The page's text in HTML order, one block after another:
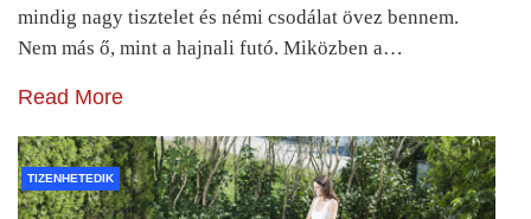
mindig nagy tisztelet és némi csodálat övez bennem.
Nem más ő, mint a hajnali futó. Miközben a…
Read More
TIZENHETEDIK